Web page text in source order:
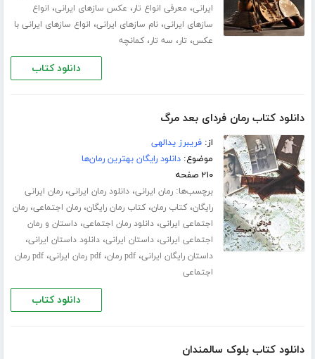
ایرانی، معرفی انواع تار، عکس سازهای ایرانی، انواع
سازهای ایرانی،نام سازهای ایرانی، انواع سازهای ایرانی با
عکس، تار، سه تار،کمانچه
دانلود کتاب
دانلود کتاب رمان فردای بعد مرگ
از:فریبرز یدالهی
موضوع:دانلود رایگان بهترین رمان‌ها
۲۱۰ صفحه
برچسب‌ها:رمان ایرانی،دانلود رمان ایرانی،رمان ایرانی
رایگان،کتاب رمان،کتاب رمان رایگان،رمان اجتماعی،رمان
اجتماعی ایرانی،دانلود رمان اجتماعی،داستان و رمان
اجتماعی ایرانی،داستان ایرانی،دانلود داستان ایرانی،
داستان رایگان ایرانی،pdf رمان ،pdf رمان ایرانی ،
pdf رمان
اجتماعی
دانلود کتاب
دانلود کتاب بلوک سالمندان